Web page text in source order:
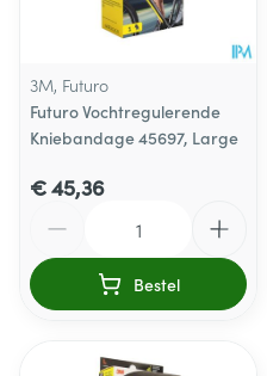
3M, Futuro
Futuro Vochtregulerende
Kniebandage 45697, Large
€ 45,36
Bestel